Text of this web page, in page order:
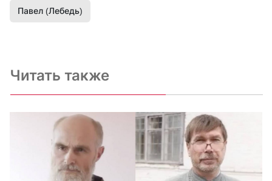
Павел (Лебедь)
Читать также